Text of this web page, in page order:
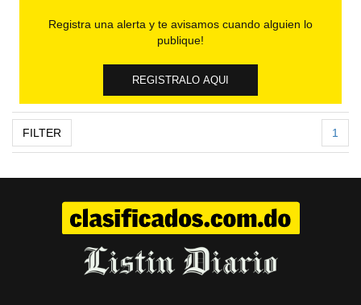
Registra una alerta y te avisamos cuando alguien lo
publique!
REGISTRALO AQUI
FILTER 1